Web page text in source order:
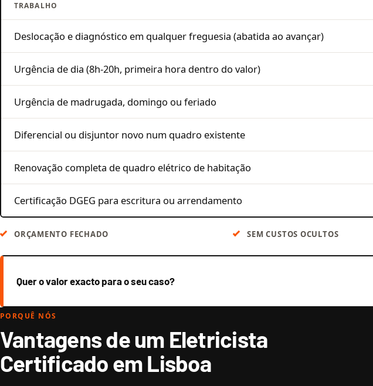
TRABALHO
Deslocação e diagnóstico em qualquer freguesia (abatida ao avançar)
Urgência de dia (8h-20h, primeira hora dentro do valor)
Urgência de madrugada, domingo ou feriado
Diferencial ou disjuntor novo num quadro existente
Renovação completa de quadro elétrico de habitação
Certificação DGEG para escritura ou arrendamento
ORÇAMENTO FECHADO SEM CUSTOS OCULTOS
Quer o valor exacto para o seu caso?
PORQUÊ NÓS
Vantagens de um Eletricista
Certificado em Lisboa